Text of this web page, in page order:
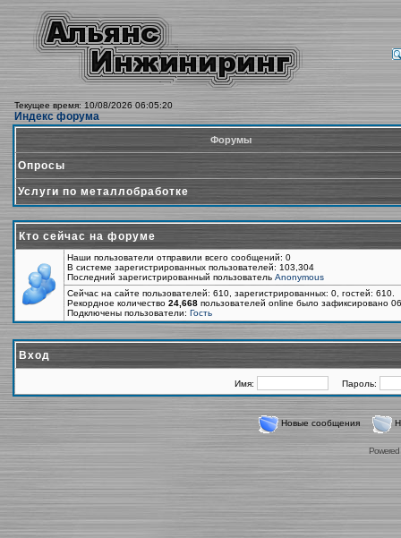
Текущее время: 10/08/2026 06:05:20
Индекс форума
Форумы
Опросы
Услуги по металлобработке
Кто сейчас на форуме
Наши пользователи отправили всего сообщений: 0
В системе зарегистрированных пользователей: 103,304
Последний зарегистрированный пользователь Anonymous
Сейчас на сайте пользователей: 610, зарегистрированных: 0, гостей:
Рекордное количество 24,668 пользователей online было зафиксировано
Подключены пользователи: Гость
Вход
Имя: Пароль:
Новые сообщения